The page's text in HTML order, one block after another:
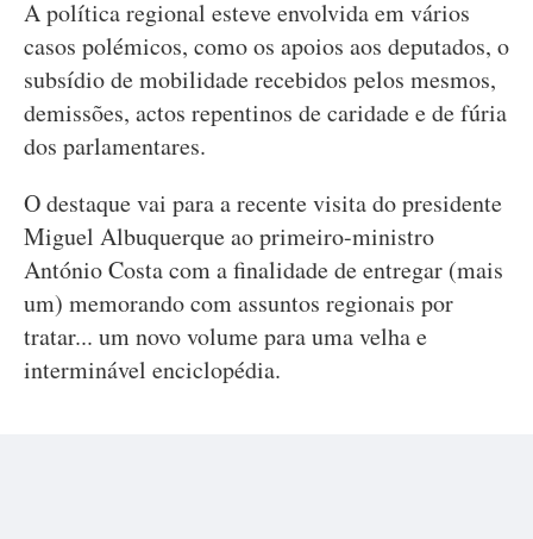
A política regional esteve envolvida em vários
casos polémicos, como os apoios aos deputados, o
subsídio de mobilidade recebidos pelos mesmos,
demissões, actos repentinos de caridade e de fúria
dos parlamentares.
O destaque vai para a recente visita do presidente
Miguel Albuquerque ao primeiro-ministro
António Costa com a finalidade de entregar (mais
um) memorando com assuntos regionais por
tratar... um novo volume para uma velha e
interminável enciclopédia.